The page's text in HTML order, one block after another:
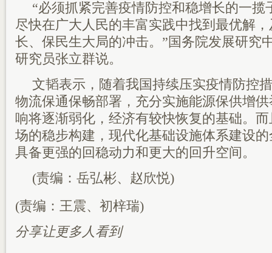
“必须抓紧完善疫情防控和稳增长的一揽
尽快在广大人民的丰富实践中找到最优解
长、保民生大局的冲击。”国务院发展研究
研究员张立群说。
文韬表示，随着我国持续压实疫情防控
物流保通保畅部署，充分实施能源保供增
响将逐渐弱化，经济有较快恢复的基础。
场的稳步构建，现代化基础设施体系建设
具备更强的回稳动力和更大的回升空间。
(责编：岳弘彬、赵欣悦)
(责编：王震、初梓瑞)
分享让更多人看到